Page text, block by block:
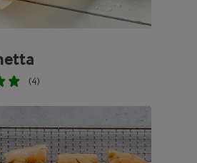
(4)